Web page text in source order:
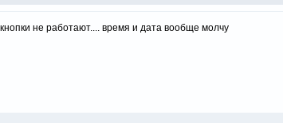
не работают.... время и дата вообще молчу